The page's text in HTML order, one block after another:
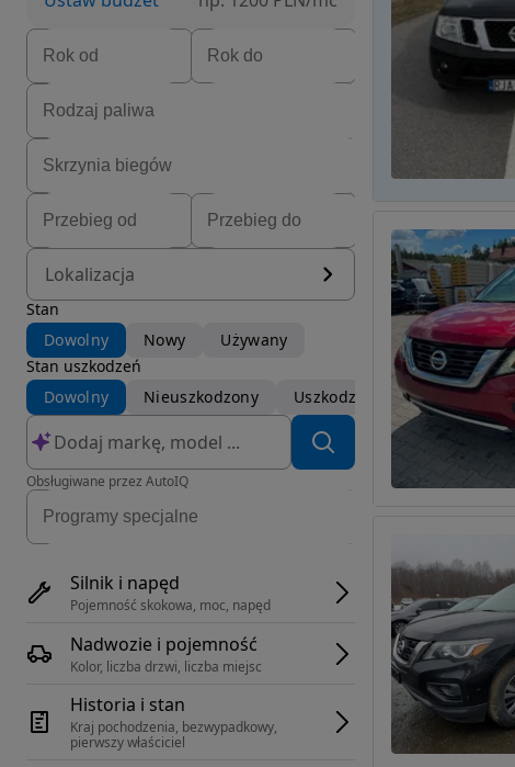
Lokalizacja
Stan
Dowolny
Nowy
Używany
Stan uszkodzeń
Dowolny
Nieuszkodzony Uszkodzony
Obsługiwane przez AutoIQ
Silnik i napęd
Pojemność skokowa, moc, napęd
Nadwozie i pojemność
Kolor, liczba drzwi, liczba miejsc
Historia i stan
Kraj pochodzenia, bezwypadkowy,
pierwszy właściciel